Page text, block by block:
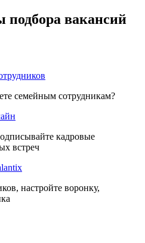
вакансий
семейным сотрудникам?
кадровые
встреч
настройте воронку,